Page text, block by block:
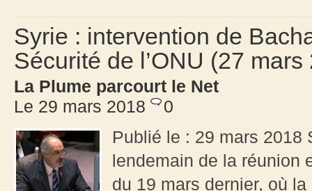
Syrie : intervention de
Sécurité de l’ONU (27 mars
La Plume parcourt le Net
Le 29 mars 2018
0
Publié le : 29 mars 2018
lendemain de la réunion
du 19 mars dernier, où